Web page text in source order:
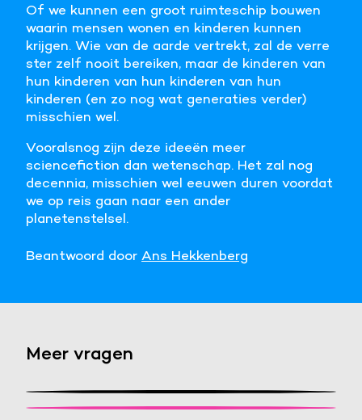
Of we kunnen een groot ruimteschip bouwen
waarin mensen wonen en kinderen kunnen
krijgen. Wie van de aarde vertrekt, zal de verre
ster zelf nooit bereiken, maar de kinderen van
hun kinderen van hun kinderen van hun
kinderen (en zo nog wat generaties verder)
misschien wel.
Vooralsnog zijn deze ideeën meer
sciencefiction dan wetenschap. Het zal nog
decennia, misschien wel eeuwen duren voordat
we op reis gaan naar een ander
planetenstelsel.
Beantwoord door Ans Hekkenberg
Meer vragen
Stel een vraag